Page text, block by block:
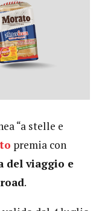
“a stelle e
premia con
del viaggio e
.